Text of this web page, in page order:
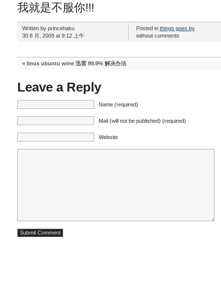
我就是不服你!!!
Written by princehaku
30 8 月, 2009 at 9:12 上午
Posted in things goes by
without comments
« linux ubuntu wine 迅雷 99.9% 解决办法
Leave a Reply
Name (required)
Mail (will not be published) (required)
Website